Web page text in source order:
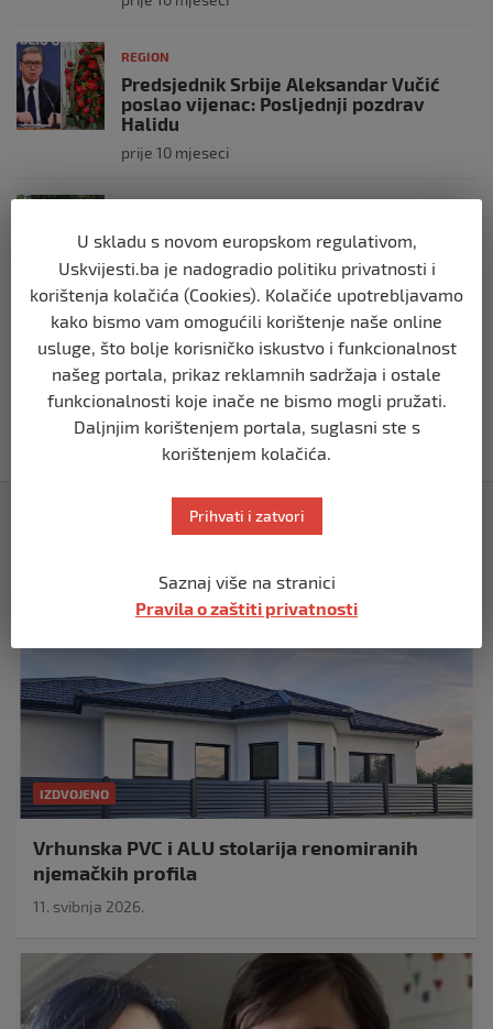
REGION
Predsjednik Srbije Aleksandar Vučić
poslao vijenac: Posljednji pozdrav
Halidu
prije 10 mjeseci
Koza ogrebala dijete u zoološkom vrtu,
roditelji zvali hitnu i policiju: “Došli su
uhapsiti kozu”
prije 10 mjeseci
REGION
Vučić dramatično: “Biće rata, Vojska
Srbije je spremna”
prije 10 mjeseci
IZDVOJENO
Vrhunska PVC i ALU stolarija renomiranih
njemačkih profila
11. svibnja 2026.
U skladu s novom europskom regulativom,
Uskvijesti.ba je nadogradio politiku privatnosti i
korištenja kolačića (Cookies). Kolačiće upotrebljavamo
kako bismo vam omogućili korištenje naše online
usluge, što bolje korisničko iskustvo i funkcionalnost
našeg portala, prikaz reklamnih sadržaja i ostale
funkcionalnosti koje inače ne bismo mogli pružati.
Daljnjim korištenjem portala, suglasni ste s
korištenjem kolačića.
Prihvati i zatvori
Saznaj više na stranici
Pravila o zaštiti privatnosti